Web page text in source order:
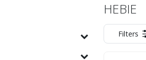
HEBIE
Filters